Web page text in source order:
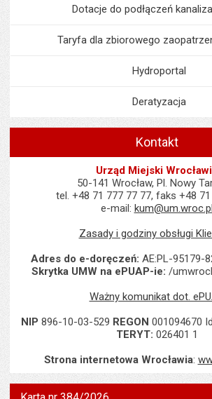
Dotacje do podłączeń
Taryfa dla zbiorowego
Hydroportal
Deratyzacja
Kontakt
Urząd Miejski
50-141 Wrocław, Pl. Nowy
tel. +48 71 777 77 77, faks +48
e-mail: kum@um.wroc.pl
Zasady i godziny obsługi
Adres do e-doręczeń: AE:PL-95179-
Skrytka UMW na ePUAP-ie: /
Ważny komunikat dot.
NIP 896-10-03-529 REGON 001094670
TERYT: 026401 1
Strona internetowa Wrocławia: